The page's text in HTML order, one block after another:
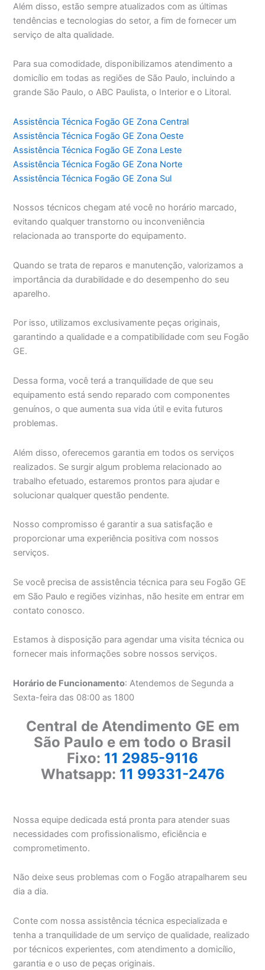
Além disso, estão sempre atualizados com as últimas
tendências e tecnologias do setor, a fim de fornecer um
serviço de alta qualidade.
Para sua comodidade, disponibilizamos atendimento a
domicílio em todas as regiões de São Paulo, incluindo a
grande São Paulo, o ABC Paulista, o Interior e o Litoral.
Assistência Técnica Fogão GE Zona Central
Assistência Técnica Fogão GE Zona Oeste
Assistência Técnica Fogão GE Zona Leste
Assistência Técnica Fogão GE Zona Norte
Assistência Técnica Fogão GE Zona Sul
Nossos técnicos chegam até você no horário marcado,
evitando qualquer transtorno ou inconveniência
relacionada ao transporte do equipamento.
Quando se trata de reparos e manutenção, valorizamos a
importância da durabilidade e do desempenho do seu
aparelho.
Por isso, utilizamos exclusivamente peças originais,
garantindo a qualidade e a compatibilidade com seu Fogão
GE.
Dessa forma, você terá a tranquilidade de que seu
equipamento está sendo reparado com componentes
genuínos, o que aumenta sua vida útil e evita futuros
problemas.
Além disso, oferecemos garantia em todos os serviços
realizados. Se surgir algum problema relacionado ao
trabalho efetuado, estaremos prontos para ajudar e
solucionar qualquer questão pendente.
Nosso compromisso é garantir a sua satisfação e
proporcionar uma experiência positiva com nossos
serviços.
Se você precisa de assistência técnica para seu Fogão GE
em São Paulo e regiões vizinhas, não hesite em entrar em
contato conosco.
Estamos à disposição para agendar uma visita técnica ou
fornecer mais informações sobre nossos serviços.
Horário de Funcionamento: Atendemos de Segunda a
Sexta-feira das 08:00 as 1800
Central de Atendimento GE em
São Paulo e em todo o Brasil
Fixo: 11 2985-9116
Whatsapp: 11 99331-2476
Nossa equipe dedicada está pronta para atender suas
necessidades com profissionalismo, eficiência e
comprometimento.
Não deixe seus problemas com o Fogão atrapalharem seu
dia a dia.
Conte com nossa assistência técnica especializada e
tenha a tranquilidade de um serviço de qualidade, realizado
por técnicos experientes, com atendimento a domicílio,
garantia e o uso de peças originais.